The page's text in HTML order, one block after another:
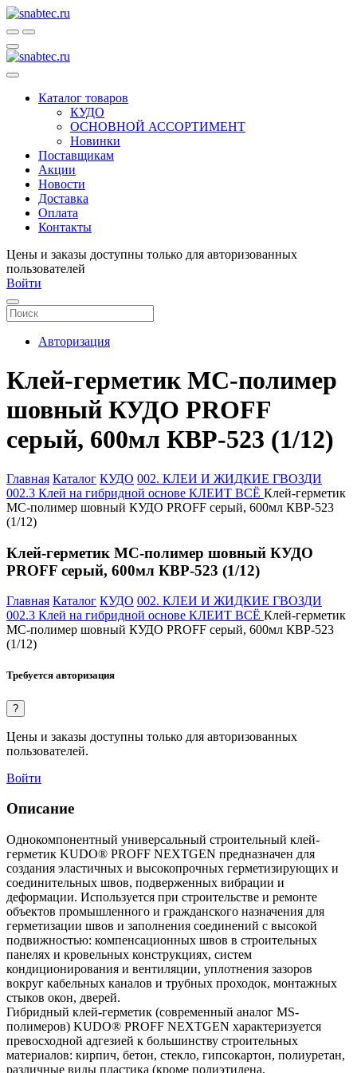
Каталог товаров
КУДО
ОСНОВНОЙ АССОРТИМЕНТ
Новинки
Поставщикам
Акции
Новости
Доставка
Оплата
Контакты
Цены и заказы доступны только для авторизованных
пользователей
Войти
Авторизация
Клей-герметик МС-полимер
шовный КУДО PROFF
серый, 600мл КВР-523 (1/12)
Главная Каталог КУДО 002. КЛЕИ И ЖИДКИЕ ГВОЗДИ
002.3 Клей на гибридной основе КЛЕИТ ВСЁ Клей-герметик
МС-полимер шовный КУДО PROFF серый, 600мл КВР-523
(1/12)
Клей-герметик МС-полимер шовный КУДО
PROFF серый, 600мл КВР-523 (1/12)
Главная Каталог КУДО 002. КЛЕИ И ЖИДКИЕ ГВОЗДИ
002.3 Клей на гибридной основе КЛЕИТ ВСЁ Клей-герметик
МС-полимер шовный КУДО PROFF серый, 600мл КВР-523
(1/12)
Требуется авторизация
?
Цены и заказы доступны только для авторизованных
пользователей.
Войти
Описание
Однокомпонентный универсальный строительный клей-
герметик KUDO® PROFF NEXTGEN предназначен для
создания эластичных и высокопрочных герметизирующих и
соединительных швов, подверженных вибрации и
деформации. Используется при строительстве и ремонте
объектов промышленного и гражданского назначения для
герметизации швов и заполнения соединений с высокой
подвижностью: компенсационных швов в строительных
панелях и кровельных конструкциях, систем
кондиционирования и вентиляции, уплотнения зазоров
вокруг кабельных каналов и трубных проходок, монтажных
стыков окон, дверей.
Гибридный клей-герметик (современный аналог MS-
полимеров) KUDO® PROFF NEXTGEN характеризуется
превосходной адгезией к большинству строительных
материалов: кирпич, бетон, стекло, гипсокартон, полиуретан,
различные виды пластика (кроме полиэтилена,